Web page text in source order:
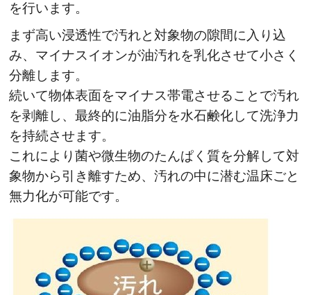
を行います。
まず高い浸透性で汚れと対象物の隙間に入り込
み、マイナスイオンが油汚れを乳化させて小さく
分離します。
続いて物体表面をマイナス帯電させることで汚れ
を剥離し、最終的に油脂分を水石鹸化して洗浄力
を持続させます。
これにより菌や微生物のたんぱく質を分解して対
象物から引き離すため、汚れの中に潜む温床ごと
無力化が可能です。